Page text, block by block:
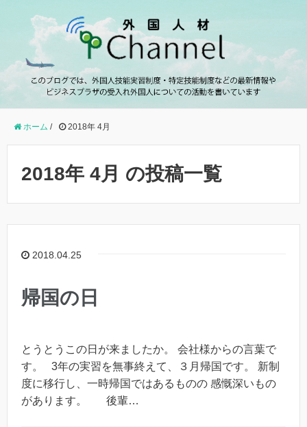
ホーム / 2018年 4月
2018年 4月 の投稿一覧
2018.04.25
帰国の日
とうとうこの日が来ましたか。 会社様からの言葉で
す。 3年の実習を無事終えて、３月帰国です。 新制
度に移行し、一時帰国ではあるものの 感慨深いもの
があります。 後輩…